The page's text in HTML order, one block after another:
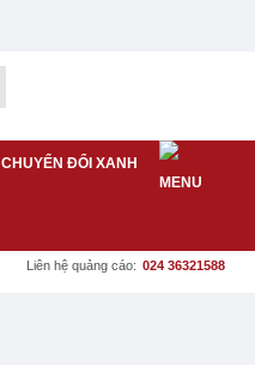
CHUYỂN ĐỔI XANH
Liên hệ quảng cáo: 024 36321588